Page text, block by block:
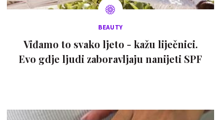
BEAUTY
Viđamo to svako ljeto - kažu liječnici.
Evo gdje ljudi zaboravljaju nanijeti SPF